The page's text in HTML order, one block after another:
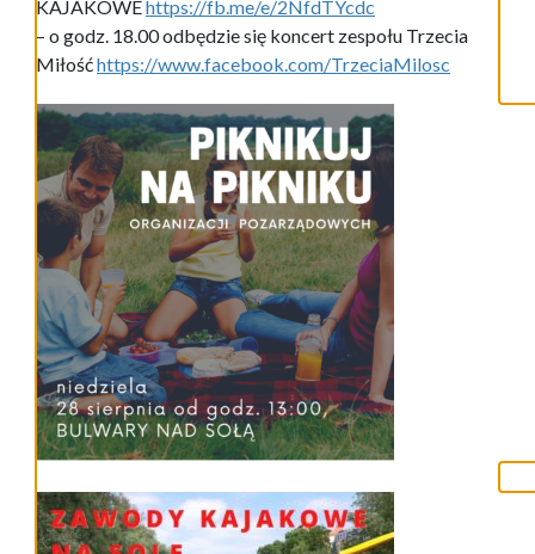
KAJAKOWEhttps://fb.me/e/2NfdTYcdc
– o godz. 18.00 odbędzie się koncert zespołu Trzecia
Miłośćhttps://www.facebook.com/TrzeciaMilosc